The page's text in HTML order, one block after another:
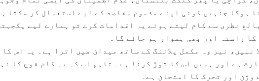
ہوگا جنہیں کوئی اپنے مذموم مقاصد کے لیے استعمال کر سکتا
نظری سے کام لیتے ہوئے یہ اقدامات کرے تو ہمارے لیے
راستہ اور بھی ہموار ہو جائے گا۔
نہیں، نیز وہ مکمل پلاننگ کے ساتھ میدان میں اترا ہے۔ یہ اس کا
ہے اور ہمیں اس کا توڑ کرنا ہے۔ تاہم اب کہ یہ کام فوج کا
وژن اور تحرک کا امتحان ہے۔